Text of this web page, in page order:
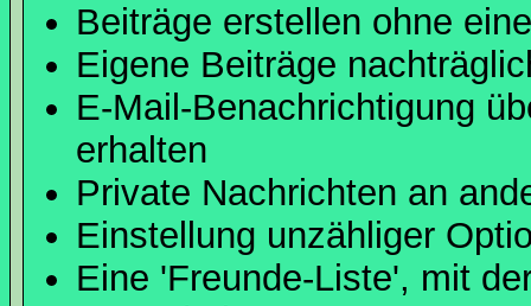
Beiträge erstellen ohne
Eigene Beiträge
E-Mail-Benachrichtigung
erhalten
Private Nachrichten an
Einstellung unzähliger
Eine 'Freunde-Liste', mit